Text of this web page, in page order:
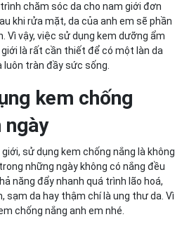
chăm sóc da cho nam giới đơn
khi rửa mặt, da của anh em sẽ phần
Vì vậy, việc sử dụng kem dưỡng ẩm
là rất cần thiết để có một làn da
tràn đầy sức sống.
kem chống
ngày
sử dụng kem chống nắng là không
những ngày không có nắng đều
năng đẩy nhanh quá trình lão hoá,
sạm da hay thậm chí là ung thư da. Vì
chống nắng anh em nhé.